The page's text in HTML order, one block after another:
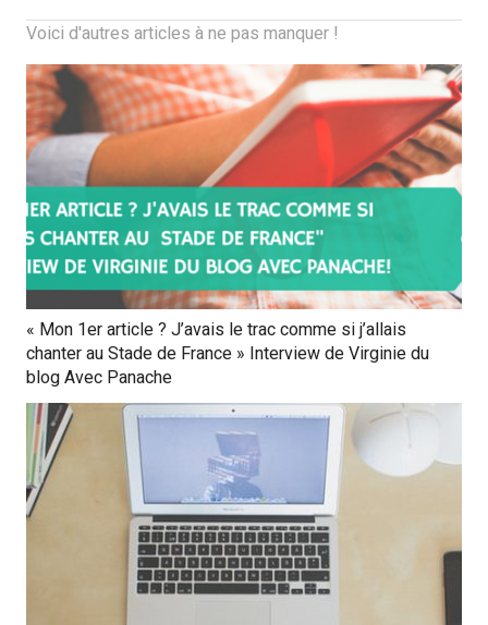
Voici d'autres articles à ne pas manquer !
« Mon 1er article ? J’avais le trac comme si j’allais
chanter au Stade de France » Interview de Virginie du
blog Avec Panache